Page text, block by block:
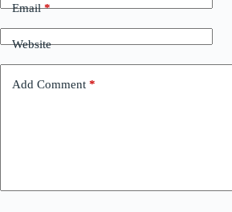
Email*
Website
Add Comment *